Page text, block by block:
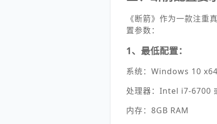
《断箭》作为一款注重
置参数：
1、最低配置：
系统：Windows 10 x64
处理器：Intel i7-6700
内存：8GB RAM